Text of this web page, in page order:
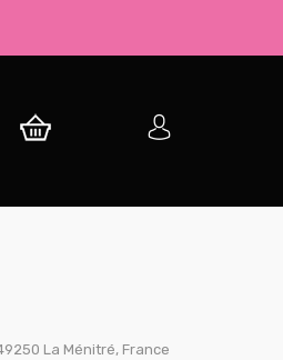
La Ménitré, France